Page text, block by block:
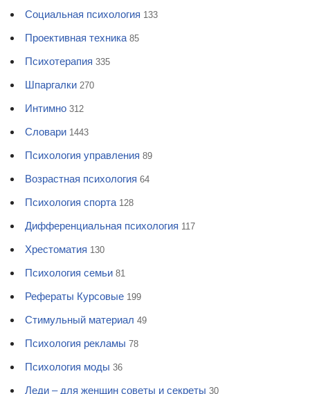
Социальная психология 133
Проективная техника 85
Психотерапия 335
Шпаргалки 270
Интимно 312
Словари 1443
Психология управления 89
Возрастная психология 64
Психология спорта 128
Дифференциальная психология 117
Хрестоматия 130
Психология семьи 81
Рефераты Курсовые 199
Стимульный материал 49
Психология рекламы 78
Психология моды 36
Леди – для женщин советы и секреты 30